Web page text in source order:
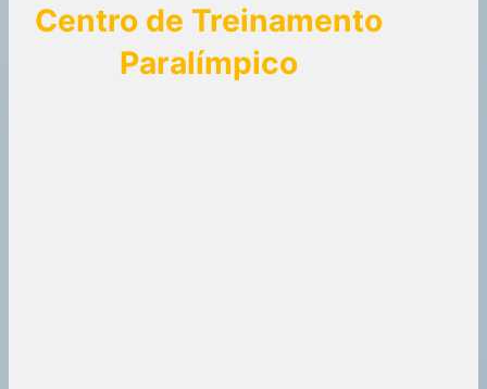
Centro de Treinamento
Paralímpico